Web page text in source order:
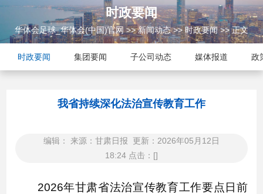
时政要闻
华体会足球_华体会(中国)官网>>新闻动态>>时政要闻>> 正文
时政要闻 集团要闻 子公司动态 媒体报道 政
我省持续深化法治宣传教育工作
编辑： 来源：甘肃日报 更新：2026年05月12日
18:24 点击：[]
2026年甘肃省法治宣传教育工作要点日前